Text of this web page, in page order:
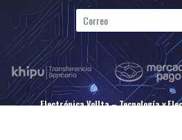
Electrónica Vollta – Tecnología y